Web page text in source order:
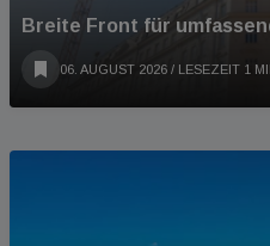
Breite Front für
06. AUGUST 2026 / LESEZEIT 1